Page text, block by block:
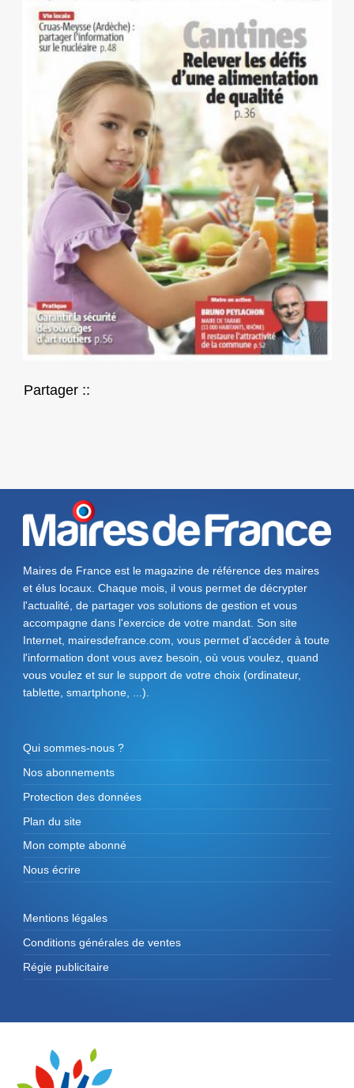
Partager ::
Maires de France est le magazine de référence des maires
et élus locaux. Chaque mois, il vous permet de décrypter
l'actualité, de partager vos solutions de gestion et vous
accompagne dans l'exercice de votre mandat. Son site
Internet, mairesdefrance.com, vous permet d’accéder à toute
l'information dont vous avez besoin, où vous voulez, quand
vous voulez et sur le support de votre choix (ordinateur,
tablette, smartphone, ...).
Qui sommes-nous ?
Nos abonnements
Protection des données
Plan du site
Mon compte abonné
Nous écrire
Mentions légales
Conditions générales de ventes
Régie publicitaire